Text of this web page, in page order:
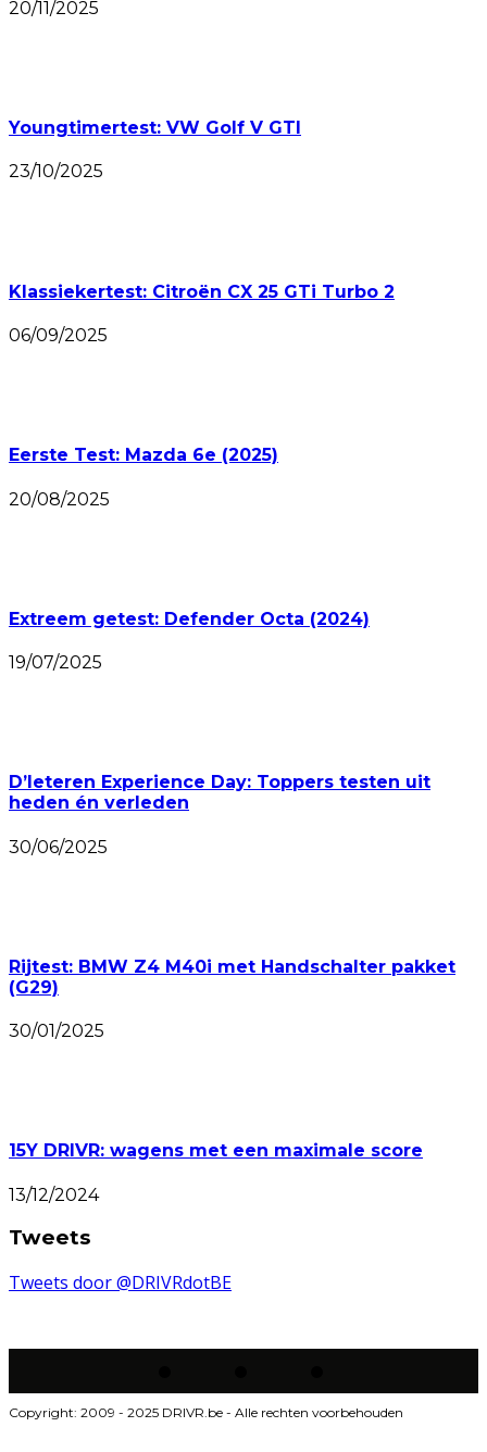
20/11/2025
Youngtimertest: VW Golf V GTI
23/10/2025
Klassiekertest: Citroën CX 25 GTi Turbo 2
06/09/2025
Eerste Test: Mazda 6e (2025)
20/08/2025
Extreem getest: Defender Octa (2024)
19/07/2025
D’Ieteren Experience Day: Toppers testen uit
heden én verleden
30/06/2025
Rijtest: BMW Z4 M40i met Handschalter pakket
(G29)
30/01/2025
15Y DRIVR: wagens met een maximale score
13/12/2024
Tweets
Tweets door @DRIVRdotBE
Copyright: 2009 - 2025 DRIVR.be - Alle rechten voorbehouden